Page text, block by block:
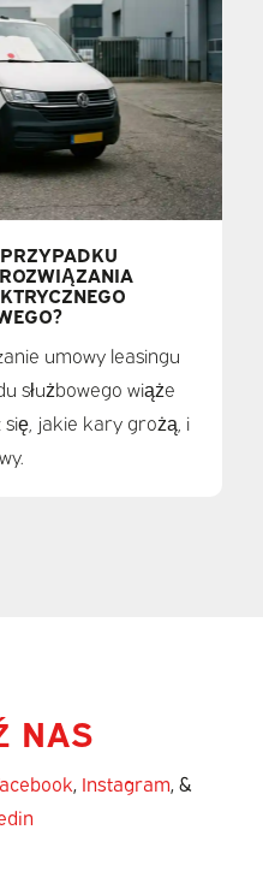
umowy leasingu
służbowego wiąże
jakie kary grożą, i
NAS
, Instagram, &